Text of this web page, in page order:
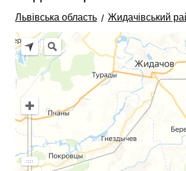
Львівська область Жидачівський